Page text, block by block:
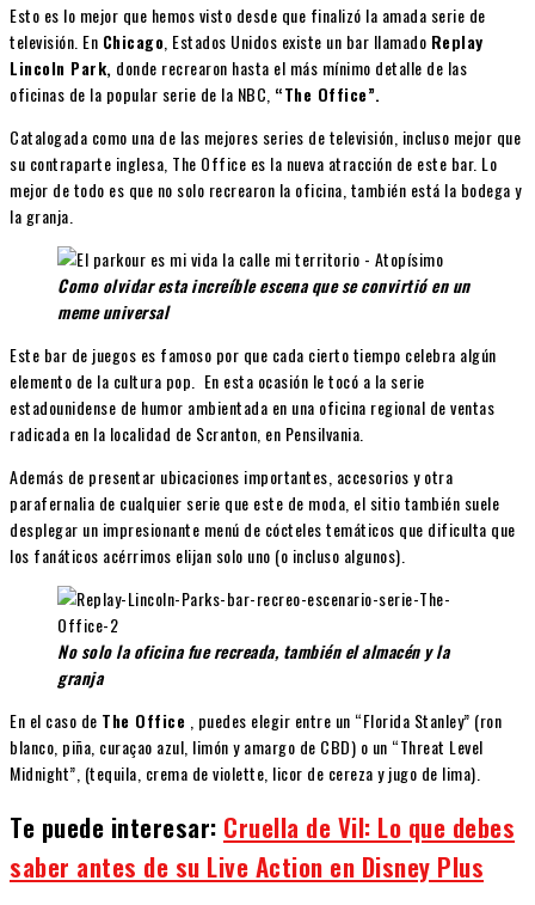
Esto es lo mejor que hemos visto desde que finalizó la amada serie de
televisión. En Chicago , Estados Unidos existe un bar llamado Replay
Lincoln Park, donde recrearon hasta el más mínimo detalle de las
oficinas de la popular serie de la NBC, “The Office”.
Catalogada como una de las mejores series de televisión, incluso mejor que
su contraparte inglesa, The Office es la nueva atracción de este bar. Lo
mejor de todo es que no solo recrearon la oficina, también está la bodega y
la granja.
Como olvidar esta increíble escena que se convirtió en un
meme universal
Este bar de juegos es famoso por que cada cierto tiempo celebra algún
elemento de la cultura pop. ​ En esta ocasión le tocó a la serie
estadounidense de humor ambientada en una oficina regional de ventas
radicada en la localidad de Scranton, en Pensilvania.
Además de presentar ubicaciones importantes, accesorios y otra
parafernalia de cualquier serie que este de moda, el sitio también suele
desplegar un impresionante menú de cócteles temáticos que dificulta que
los fanáticos acérrimos elijan solo uno (o incluso algunos).
No solo la oficina fue recreada, también el almacén y la
granja
En el caso de The Office , puedes elegir entre un “Florida Stanley” (ron
blanco, piña, curaçao azul, limón y amargo de CBD) o un “Threat Level
Midnight”, (tequila, crema de violette, licor de cereza y jugo de lima).
Te puede interesar: Cruella de Vil: Lo que debes
saber antes de su Live Action en Disney Plus